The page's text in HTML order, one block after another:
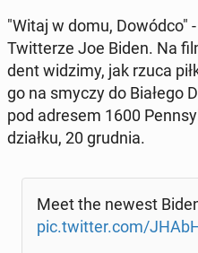
"Witaj w domu, Dowódco"
Twit­te­rze Joe Biden. Na
dent widzimy, jak rzuca
go na smyczy do Białego
pod adresem 1600
dział­ku, 20 grudnia.
Meet the newest
pic.twitter.com/